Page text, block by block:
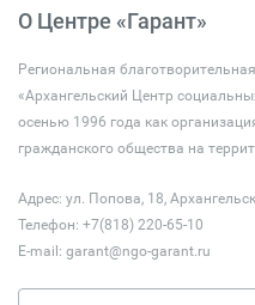
О Центре «Гарант»
Региональная
«Архангельский Центр
осенью 1996 года как
гражданского общества на
Адрес: ул. Попова, 18,
Телефон: +7(818) 220-65-10
E-mail: garant@ngo-garant.ru